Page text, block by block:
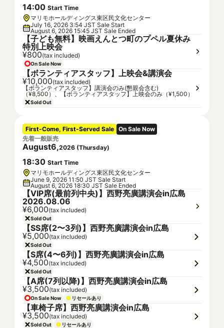
14:00 Start Time
マリモホールディングス東区民文化センター
July 16, 2026 3:54 JST Sale Start
August 6, 2026 15:45 JST Sale Ended
【子ども無料】映画えんとつ町のプペル夏休み
特別上映会
¥800(tax included)
On Sale Now
【ボランティアスタッフ】上映会&講演会
¥10,000(tax included)
【ボランティアスタッフ】講演会のみ(懇親会含む)
（¥8,500）、【ボランティアスタッフ】上映会のみ（¥1,500）
Sold Out
First-Come, First-Served Sale On Sale Now
先着一般販売
August6,2026 (Thursday)
18:30 Start Time
マリモホールディングス東区民文化センター
June 9, 2026 11:50 JST Sale Start
August 6, 2026 18:30 JST Sale Ended
【VIP席(最前列中央)】西野亮廣講演会in広島
2026.08.06
¥6,000(tax included)
Sold Out
【SS席(2〜3列)】西野亮廣講演会in広島
¥5,000(tax included)
Sold Out
【S席(4〜6列)】西野亮廣講演会in広島
¥4,500(tax included)
Sold Out
【A席(7列以降)】西野亮廣講演会in広島
¥3,500(tax included)
On Sale Now リセールあり
【車椅子席】西野亮廣講演会in広島
¥3,500(tax included)
Sold Out リセールあり